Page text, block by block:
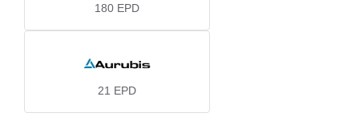
180 EPD
21 EPD